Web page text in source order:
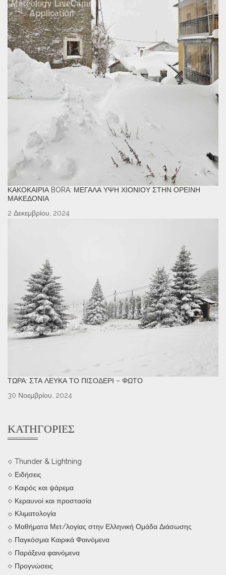
ΚΑΚΟΚΑΙΡΊΑ BORA: ΜΕΓΆΛΑ ΎΨΗ ΧΙΟΝΙΟΎ ΣΤΗΝ ΟΡΕΙΝΉ
ΜΑΚΕΔΟΝΊΑ
2 Δεκεμβρίου, 2024
ΤΏΡΑ: ΣΤΑ ΛΕΥΚΆ ΤΟ ΠΙΣΟΔΈΡΙ – ΦΩΤΌ
30 Νοεμβρίου, 2024
ΚΑΤΗΓΟΡΊΕΣ
Thunder & Lightning
Ειδήσεις
Καιρός και ψάρεμα
Κεραυνοί και προστασία
Κλιματολογία
Μαθήματα Μετ/λογίας στην Ελληνική Ομάδα Διάσωσης
Παγκόσμια Καιρικά Φαινόμενα
Παράξενα φαινόμενα
Προγνώσεις